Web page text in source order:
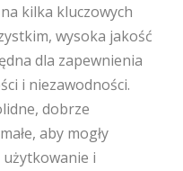
kilka kluczowych
wysoka jakość
dla zapewnienia
i niezawodności.
dobrze
aby mogły
i